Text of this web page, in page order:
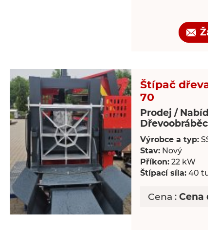
Štípač dřeva -
70
Prodej /
Dřevoobráběcí
Výrobce a typ:
Stav: Nový
Příkon: 22 kW
Štípací síla: 40
Cena : Cena